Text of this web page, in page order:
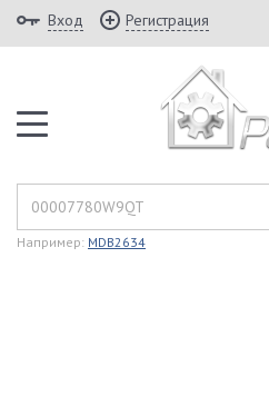
Вход Регистрация
Например: MDB2634